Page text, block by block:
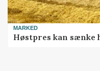
MARKED
Høstpres kan